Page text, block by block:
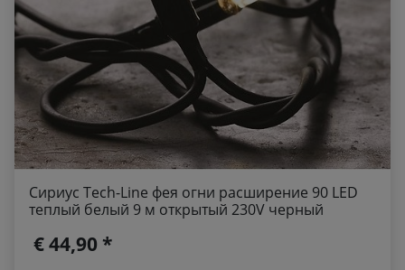
Сириус Tech-Line фея огни расширение 90 LED
теплый белый 9 м открытый 230V черный
€ 44,90 *